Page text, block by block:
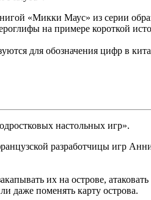
«Микки Маус» из серии
на примере короткой
для обозначения цифр в
настольных игр».
разработчицы игр
их на острове,
даже поменять карту острова.